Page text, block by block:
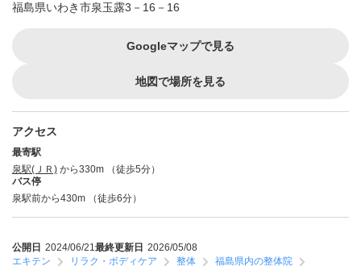
福島県いわき市泉玉露3－16－16
Googleマップで見る
地図で場所を見る
アクセス
最寄駅
泉駅(ＪＲ) から330m （徒歩5分）
バス停
泉駅前から430m （徒歩6分）
公開日 2024/06/21最終更新日 2026/05/08
エキテン
リラク・ボディケア 整体
福島県内の整体院